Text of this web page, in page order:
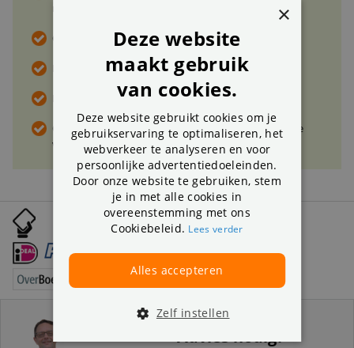
Gratis retourneren
advies van de specialist?Bel, mail
beste dealmaken? Vraag naarjouw korting
Ontvang tijdelijkgratiseen plaatsingsplanter waarde
van € 69,-
Uitgebreid betaalgemak:
Advies nodig?
×
Deze website
maakt gebruik
van cookies.
Deze website gebruikt cookies om je
gebruikservaring te optimaliseren, het
webverkeer te analyseren en voor
persoonlijke advertentiedoeleinden.
Door onze website te gebruiken, stem
je in met alle cookies in
overeenstemming met ons
Cookiebeleid. Lees verder
Alles accepteren
Zelf instellen